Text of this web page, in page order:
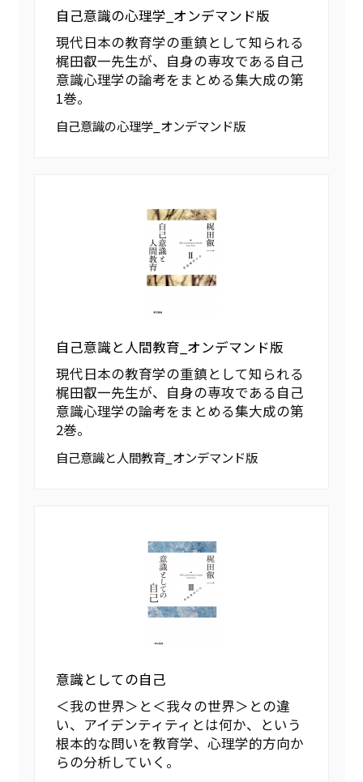
自己意識の心理学_オンデマンド版
現代日本の教育学の重鎮として知られる
梶田叡一先生が、自身の専攻である自己
意識心理学の論考をまとめる集大成の第
1巻。
自己意識の心理学_オンデマンド版
自己意識と人間教育_オンデマンド版
現代日本の教育学の重鎮として知られる
梶田叡一先生が、自身の専攻である自己
意識心理学の論考をまとめる集大成の第
2巻。
自己意識と人間教育_オンデマンド版
意識としての自己
＜我の世界＞と＜我々の世界＞との違
い、アイデンティティとは何か、という
根本的な問いを教育学、心理学的方向か
らの分析していく。